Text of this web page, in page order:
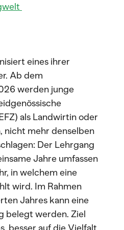
eines ihrer
Ab dem
werden junge
als Landwirtin oder
nicht mehr denselben
Der Lehrgang
Jahre umfassen
in welchem eine
wird. Im Rahmen
Jahres kann eine
belegt werden. Ziel